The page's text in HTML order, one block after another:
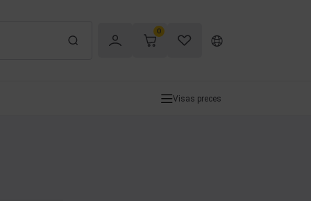
0
Visas preces